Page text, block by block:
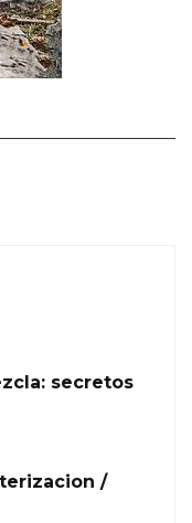
secretos
/